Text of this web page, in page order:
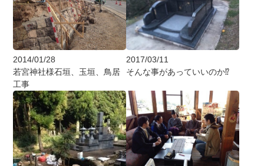
2014/01/28
若宮神社様石垣、玉垣、鳥居
工事
2017/03/11
そんな事があっていいのか⁉︎